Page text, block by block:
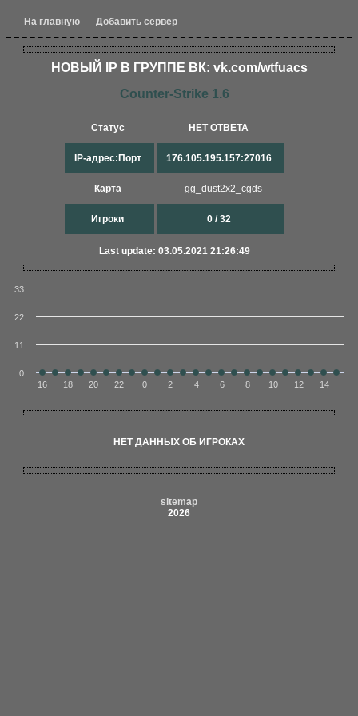
На главную Добавить сервер
НОВЫЙ IP В ГРУППЕ ВК: vk.com/wtfuacs
Counter-Strike 1.6
Статус
IP-адрес:Порт
Карта
Игроки
НЕТ ОТВЕТА
176.105.195.157:27016
gg_dust2x2_cgds
0 / 32
Last update: 03.05.2021 21:26:49
16 18 20 22 0 2 4 6 8 10 12 14
0
11
22
33
НЕТ ДАННЫХ ОБ ИГРОКАХ
sitemap
2026